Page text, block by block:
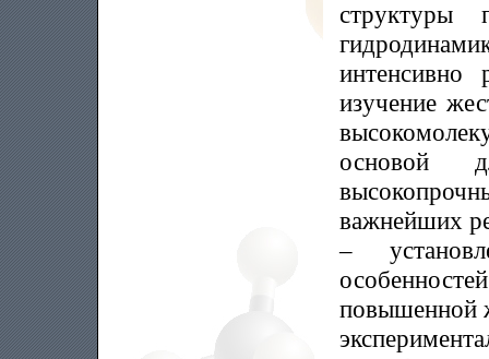
структуры
интенсивно
изучение
основой
важнейших
–
повышенной